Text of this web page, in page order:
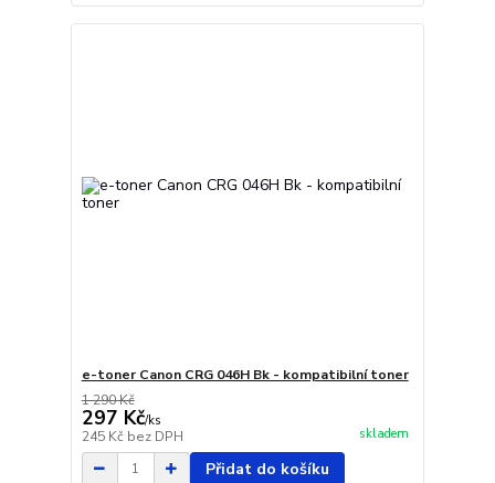
e-toner Canon CRG 046H Bk - kompatibilní toner
1 290 Kč
297 Kč/ks
245 Kč bez DPH skladem
Přidat do košíku